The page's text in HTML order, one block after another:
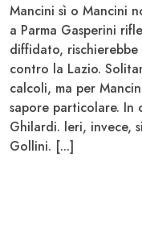
Mancini sì o Mancini
a Parma Gasperini
diffidato,
contro la Lazio.
calcoli, ma per
sapore particolare. In
Ghilardi. leri, invece,
Gollini. [...]